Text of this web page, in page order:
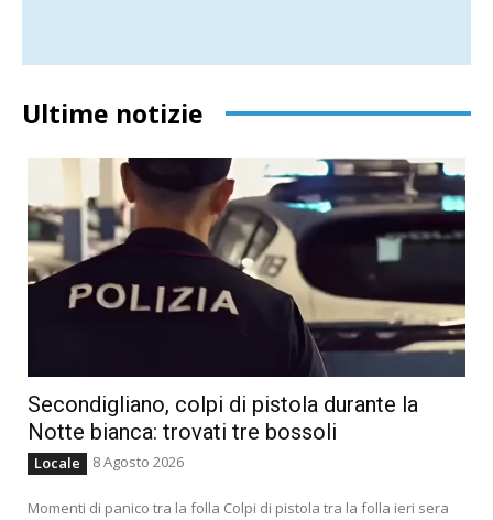
Ultime notizie
Secondigliano, colpi di pistola durante la
Notte bianca: trovati tre bossoli
Locale 8 Agosto 2026
Momenti di panico tra la folla Colpi di pistola tra la folla ieri sera